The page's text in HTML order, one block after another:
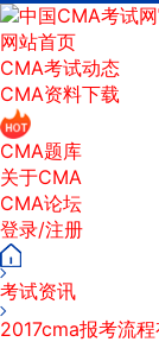
网站首页
CMA考试动态
CMA资料下载
CMA题库
关于CMA
CMA论坛
登录/注册
考试资讯
2017cma报考流